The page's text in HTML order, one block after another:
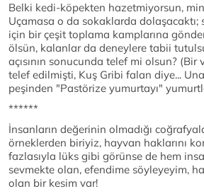
Belki kedi-köpekten hazetmiyorsun,
Uçamasa o da sokaklarda
için bir çeşit toplama kamplarına
ölsün, kalanlar da deneylere tabii
açısının sonucunda telef mi olsun?
telef edilmişti, Kuş Gribi falan diye...
peşinden "Pastörize yumurtayı"
******
İnsanların değerinin olmadığı
örneklerden biriyiz, hayvan haklarını
fazlasıyla lüks gibi görünse de hem
sevmekte olan, efendime söyleyeyim,
olan bir kesim var!